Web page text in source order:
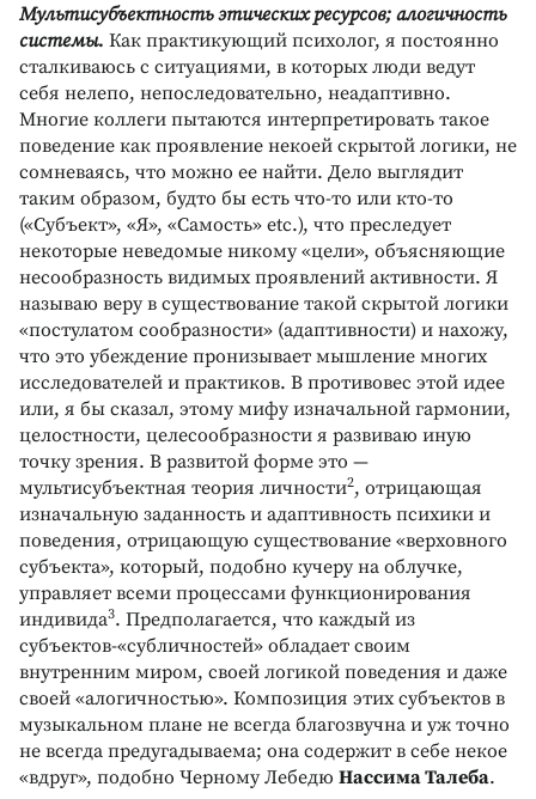
Мультисубъектность этических ресурсов; алогичность
системы. Как практикующий психолог, я постоянно
сталкиваюсь с ситуациями, в которых люди ведут
себя нелепо, непоследовательно, неадаптивно.
Многие коллеги пытаются интерпретировать такое
поведение как проявление некоей скрытой логики, не
сомневаясь, что можно ее найти. Дело выглядит
таким образом, будто бы есть что-то или кто-то
(«Субъект», «Я», «Самость» etc.), что преследует
некоторые неведомые никому «цели», объясняющие
несообразность видимых проявлений активности. Я
называю веру в существование такой скрытой логики
«постулатом сообразности» (адаптивности) и нахожу,
что это убеждение пронизывает мышление многих
исследователей и практиков. В противовес этой идее
или, я бы сказал, этому мифу изначальной гармонии,
целостности, целесообразности я развиваю иную
точку зрения. В развитой форме это —
мультисубъектная теория личности2, отрицающая
изначальную заданность и адаптивность психики и
поведения, отрицающую существование «верховного
субъекта», который, подобно кучеру на облучке,
управляет всеми процессами функционирования
индивида3. Предполагается, что каждый из
субъектов-«субличностей» обладает своим
внутренним миром, своей логикой поведения и даже
своей «алогичностью». Композиция этих субъектов в
музыкальном плане не всегда благозвучна и уж точно
не всегда предугадываема; она содержит в себе некое
«вдруг», подобно Черному Лебедю Нассима Талеба.